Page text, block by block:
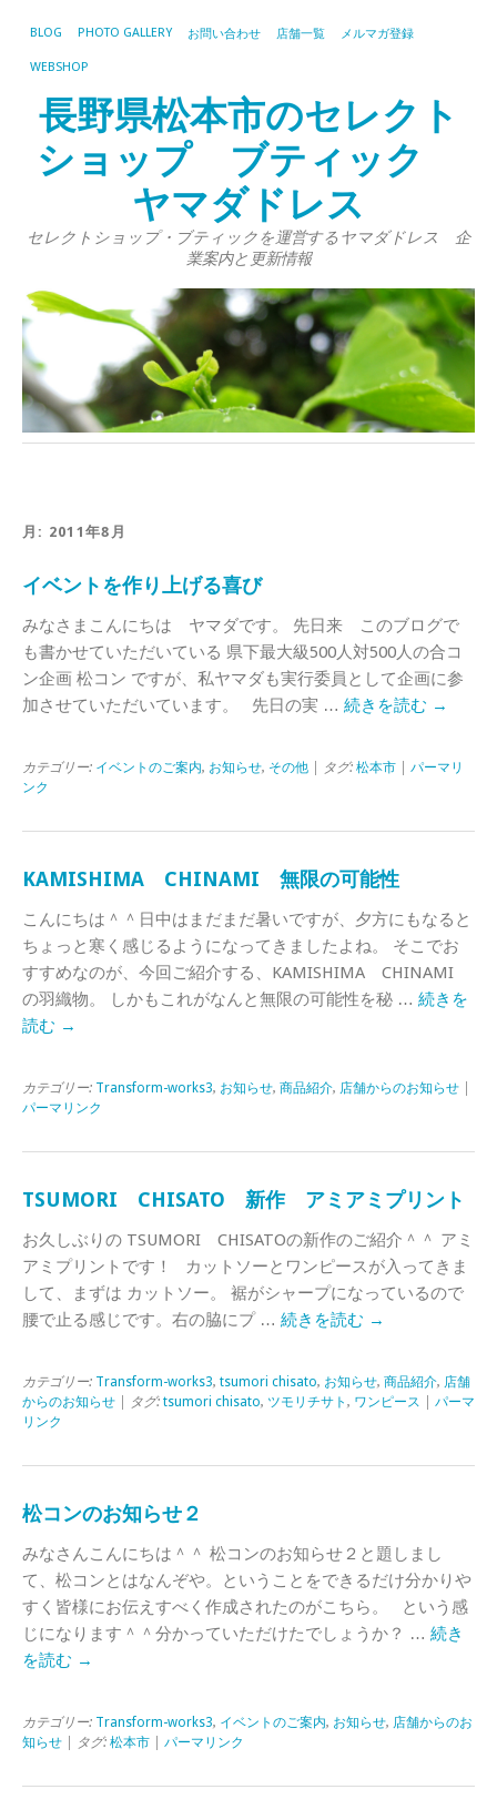
BLOG PHOTO GALLERY お問い合わせ 店舗一覧 メルマガ登録
WEBSHOP
長野県松本市のセレクト
ショップ ブティック
ヤマダドレス
セレクトショップ・ブティックを運営するヤマダドレス 企
業案内と更新情報
月: 2011年8月
イベントを作り上げる喜び
みなさまこんにちは ヤマダです。 先日来 このブログで
も書かせていただいている 県下最大級500人対500人の合コ
ン企画 松コン ですが、私ヤマダも実行委員として企画に参
加させていただいています。 先日の実 … 続きを読む →
カテゴリー: イベントのご案内, お知らせ, その他 | タグ: 松本市
パーマリ
ンク
KAMISHIMA CHINAMI 無限の可能性
こんにちは＾＾日中はまだまだ暑いですが、夕方にもなると
ちょっと寒く感じるようになってきましたよね。 そこでお
すすめなのが、今回ご紹介する、KAMISHIMA CHINAMI
の羽織物。 しかもこれがなんと無限の可能性を秘 … 続きを
読む →
カテゴリー: Transform-works3, お知らせ, 商品紹介, 店舗からのお知らせ
パーマリンク
TSUMORI CHISATO 新作 アミアミプリント
お久しぶりの TSUMORI CHISATOの新作のご紹介＾＾ アミ
アミプリントです！ カットソーとワンピースが入ってきま
して、まずは カットソー。 裾がシャープになっているので
腰で止る感じです。右の脇にプ … 続きを読む →
カテゴリー: Transform-works3, tsumori chisato, お知らせ, 商品紹介, 店舗
からのお知らせ | タグ: tsumori chisato, ツモリチサト , ワンピース
パーマ
リンク
松コンのお知らせ２
みなさんこんにちは＾＾ 松コンのお知らせ２と題しまし
て、松コンとはなんぞや。ということをできるだけ分かりや
すく皆様にお伝えすべく作成されたのがこちら。 という感
じになります＾＾分かっていただけたでしょうか？ … 続き
を読む →
カテゴリー: Transform-works3, イベントのご案内, お知らせ, 店舗からのお
知らせ | タグ: 松本市 パーマリンク